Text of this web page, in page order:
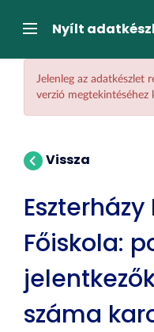
átugrásaNavigáció
Nyílt
Jelenleg az adatkészlet
verzió megtekintéséhez
Vissza
Főiskola:
száma